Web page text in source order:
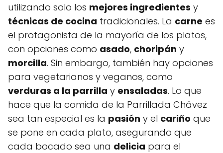
utilizando solo los mejores ingredientes y
técnicas de cocina tradicionales. La carne es
el protagonista de la mayoría de los platos,
con opciones como asado, choripán y
morcilla. Sin embargo, también hay opciones
para vegetarianos y veganos, como
verduras a la parrilla y ensaladas. Lo que
hace que la comida de la Parrillada Chávez
sea tan especial es la pasión y el cariño que
se pone en cada plato, asegurando que
cada bocado sea una delicia para el